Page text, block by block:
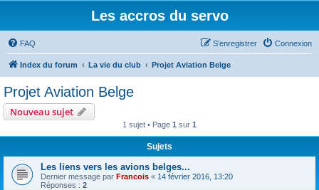
Les accros du servo
FAQ Connexion
S’enregistrer
Index du forum La vie du club Projet Aviation Belge
Projet Aviation Belge
Nouveau sujet
1 sujet • Page 1 sur 1
Sujets
Les liens vers les avions belges...
Dernier message par Francois « 14 février 2016, 13:20
Réponses : 2